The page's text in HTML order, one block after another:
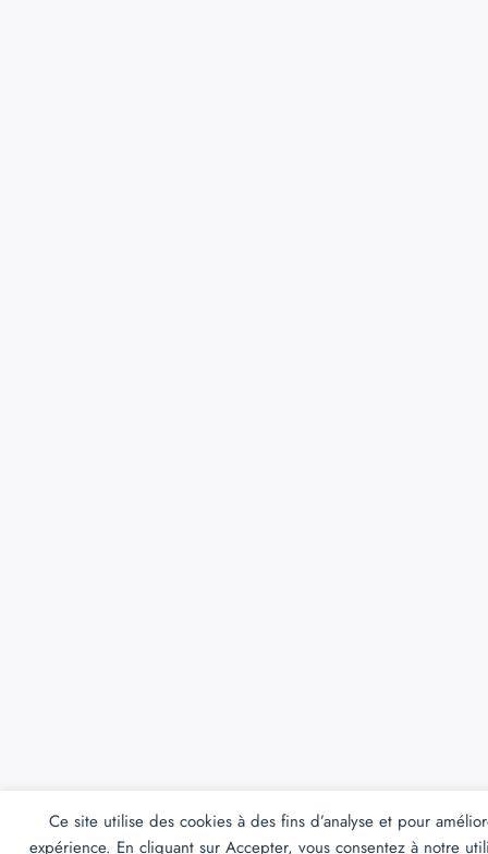
Ce site utilise des cookies à des fins d’analyse et pour
expérience. En cliquant sur Accepter, vous consentez à notre